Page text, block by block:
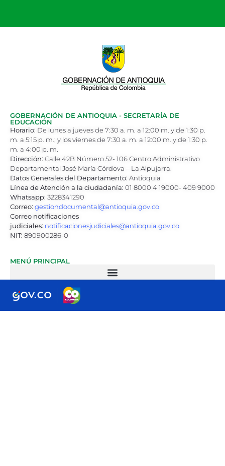
GOBERNACIÓN DE ANTIOQUIA - SECRETARÍA DE
EDUCACIÓN
Horario: De lunes a jueves de 7:30 a. m. a 12:00 m. y de 1:30 p.
m. a 5:15 p. m.; y los viernes de 7:30 a. m. a 12:00 m. y de 1:30 p.
m. a 4:00 p. m.
Dirección: Calle 42B Número 52- 106 Centro Administrativo
Departamental José María Córdova – La Alpujarra.
Datos Generales del Departamento: Antioquia
Línea de Atención a la ciudadanía: 01 8000 4 19000- 409 9000
Whatsapp: 3228341290
Correo: gestiondocumental@antioquia.gov.co
Correo notificaciones
judiciales: notificacionesjudiciales@antioquia.gov.co
NIT: 890900286-0
MENÚ PRINCIPAL